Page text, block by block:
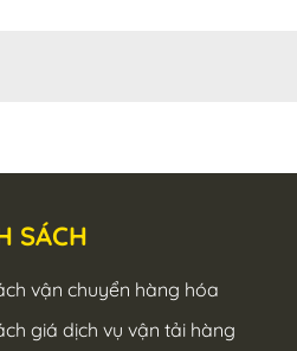
SÁCH
vận chuyển hàng hóa
giá dịch vụ vận tải hàng